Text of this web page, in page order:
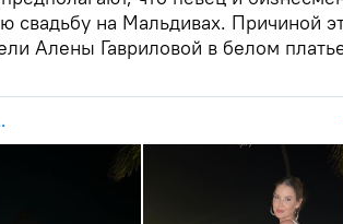
свадьбу на Мальдивах. Причиной
Алены Гавриловой в белом